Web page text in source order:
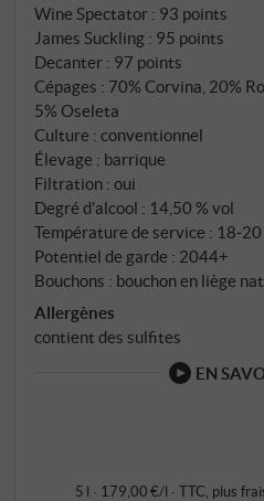
Wine Spectator : 93 points
James Suckling : 95 points
Decanter : 97 points
Cépages : 70% Corvina, 20%
5% Oseleta
Culture : conventionnel
Élevage : barrique
Filtration : oui
Degré d'alcool : 14,50 % vol
Température de service : 18‑20
Potentiel de garde : 2044+
Bouchons : bouchon en liège
Allergènes
contient des sulfites
EN
5 l · 179,00 €/l ·TTC , plus